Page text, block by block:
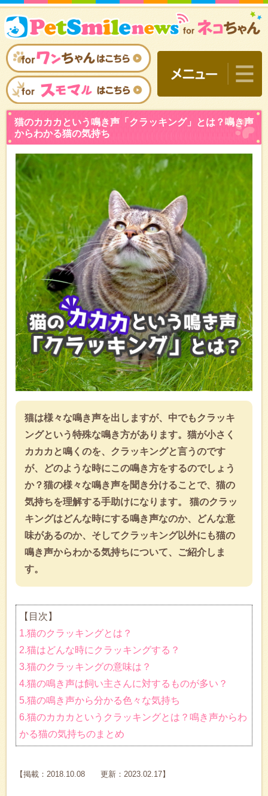
猫のカカカという鳴き声「
からわかる猫の気持ち
猫は様々な鳴き声を出しますが、中でもクラッキ
ングという特殊な鳴き方があります。猫が小さく
カカカと鳴くのを、クラッキングと言うのです
が、どのような時にこの鳴き方をするのでしょう
か？猫の様々な鳴き声を聞き分けることで、猫の
気持ちを理解する手助けになります。 猫のクラッ
キングはどんな時にする鳴き声なのか、どんな意
味があるのか、そしてクラッキング以外にも猫の
鳴き声からわかる気持ちについて、ご紹介しま
す。
【目次】
1.猫のクラッキングとは？
2.猫はどんな時にクラッキングする？
3.猫のクラッキングの意味は？
4.猫の鳴き声は飼い主さんに対するものが多い？
5.猫の鳴き声から分かる色々な気持ち
6.猫のカカカというクラッキングとは？鳴き声からわ
かる猫の気持ちのまとめ
【掲載：2018.10.08 更新：2023.02.17】